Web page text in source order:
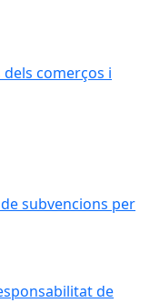
comerços i
subvencions per
de